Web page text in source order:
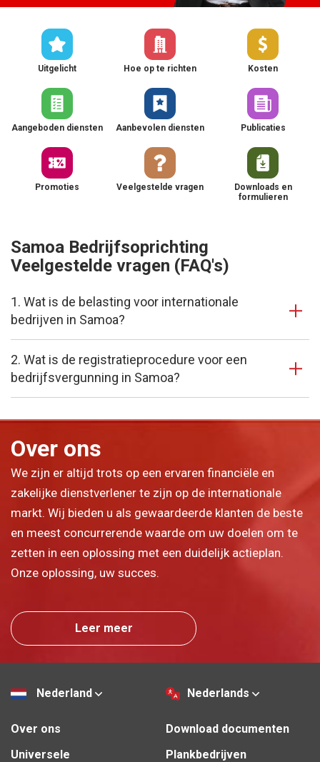
Uitgelicht Hoe op te richten Kosten
Aangeboden diensten Aanbevolen diensten Publicaties
Promoties Veelgestelde vragen
Downloads en
formulieren
Samoa Bedrijfsoprichting
Veelgestelde vragen (FAQ's)
1. Wat is de belasting voor internationale
bedrijven in Samoa?
2. Wat is de registratieprocedure voor een
bedrijfsvergunning in Samoa?
Over ons
We zijn er altijd trots op een ervaren financiële en
zakelijke dienstverlener te zijn op de internationale
markt. Wij bieden u als gewaardeerde klanten de beste
en meest concurrerende waarde om uw doelen om te
zetten in een oplossing met een duidelijk actieplan.
Onze oplossing, uw succes.
Leer meer
Nederland Nederlands
Over ons
Universele
Download documenten
Plankbedrijven